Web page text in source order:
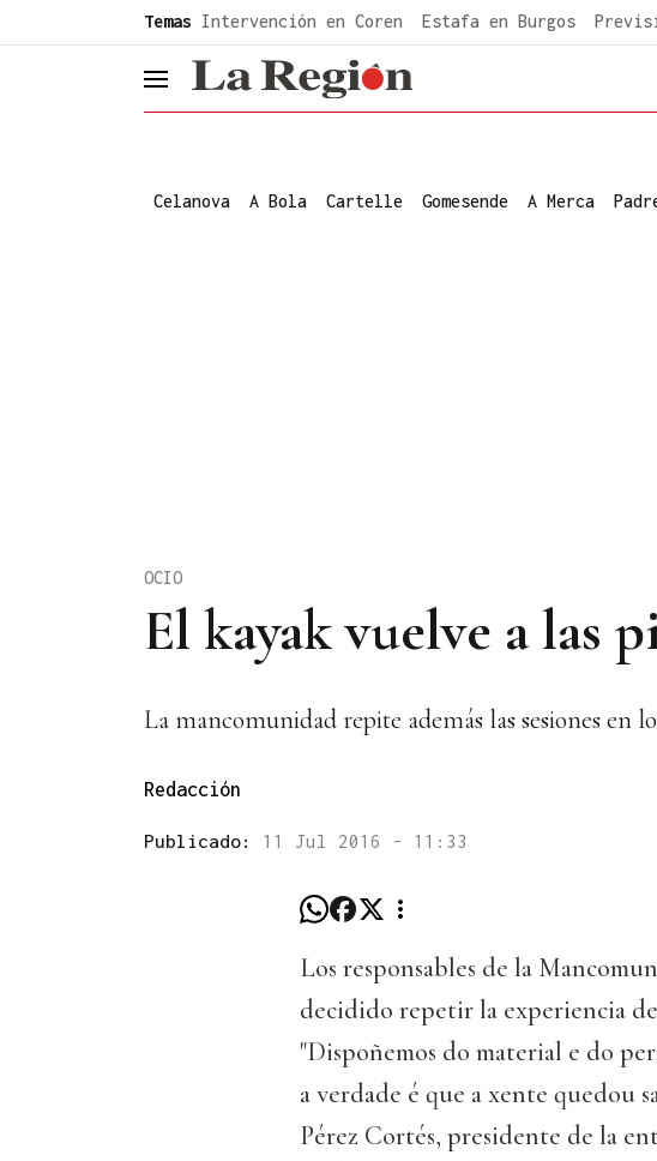
Temas Intervención en Coren Estafa en Burgos
header.menu.open
Celanova A Bola Cartelle Gomesende A Merca
El kayak vuelve a las
OCIO
La mancomunidad repite además las sesiones en
Redacción
Publicado: 11 Jul 2016 - 11:33
Los responsables de la
decidido repetir la experiencia
"Dispoñemos do material e do
a verdade é que a xente quedou
Pérez Cortés, presidente de la